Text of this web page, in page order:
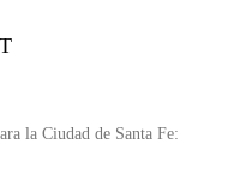
la Ciudad de Santa Fe: